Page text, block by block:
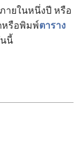
าย​ใน​หนึ่ง​ปี หรือ​
หรือ​พิมพ์​ตาราง​
นี้